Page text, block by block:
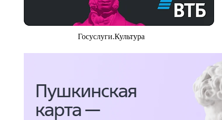
Госуслуги.Культура